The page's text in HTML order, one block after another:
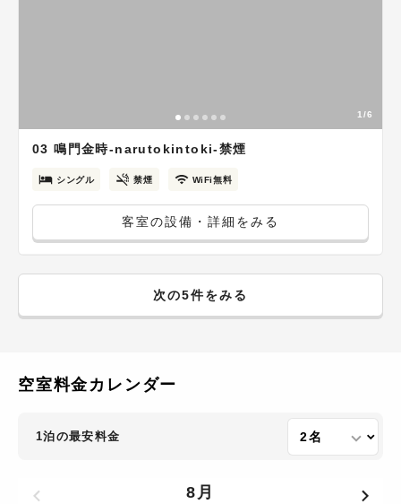
1/6
03 鳴門金時-narutokintoki-禁煙
シングル 禁煙 WiFi無料
客室の設備・詳細をみる
次の5件をみる
空室料金カレンダー
1泊の最安料金
8月